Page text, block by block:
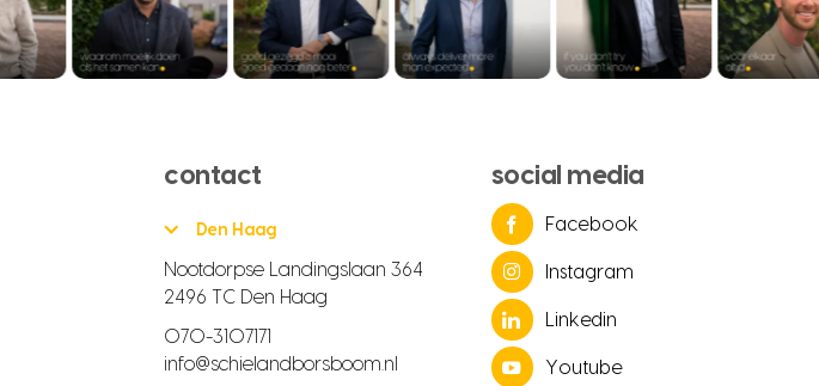
contact
Den Haag
Nootdorpse Landingslaan 364
2496 TC Den Haag
070-3107171
info@schielandborsboom.nl
social media
Facebook
Instagram
Linkedin
Youtube